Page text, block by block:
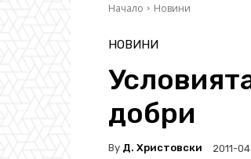
Начало Новини
НОВИНИ
добри
By Д. Христовски 2011-